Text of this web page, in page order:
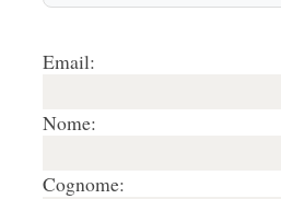
Email:
Nome:
Cognome: